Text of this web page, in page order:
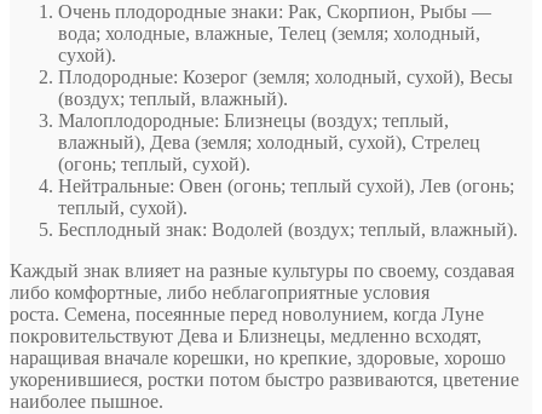
Очень плодородные знаки: Рак, Скорпион, Рыбы —
вода; холодные, влажные, Телец (земля; холодный,
сухой).
Плодородные: Козерог (земля; холодный, сухой), Весы
(воздух; теплый, влажный).
Малоплодородные: Близнецы (воздух; теплый,
влажный), Дева (земля; холодный, сухой), Стрелец
(огонь; теплый, сухой).
Нейтральные: Овен (огонь; теплый сухой), Лев (огонь;
теплый, сухой).
Бесплодный знак: Водолей (воздух; теплый, влажный).
Каждый знак влияет на разные культуры по своему, создавая
либо комфортные, либо неблагоприятные условия
роста. Семена, посеянные перед новолунием, когда Луне
покровительствуют Дева и Близнецы, медленно всходят,
наращивая вначале корешки, но крепкие, здоровые, хорошо
укоренившиеся, ростки потом быстро развиваются, цветение
наиболее пышное.